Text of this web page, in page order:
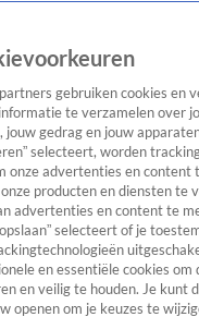
Opinie van de Dag Onze
Nieuws van de Dag
partners gebruiken cookies en
te verzamelen over
jouw gedrag en jouw
selecteert, worden
onze advertenties en content
producten en diensten te
advertenties en content te
selecteert of je
en essentiële cookies om
en veilig te houden. Je kunt
openen om je keuzes te